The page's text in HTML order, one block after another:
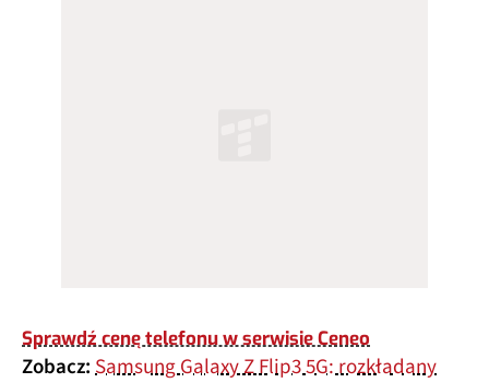
Sprawdź cenę telefonu w serwisie Ceneo
Zobacz:Samsung Galaxy Z Flip3 5G: rozkładany